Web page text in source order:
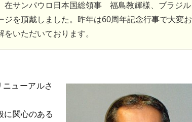
在サンパウロ日本国総領事 福島教輝様、ブラジル
を頂戴しました。昨年は60周年記念行事で大変お
いただいております。
ューアルさ
に関心のある